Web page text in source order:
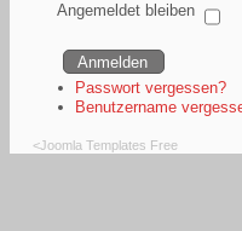
Angemeldet bleiben
Passwort vergessen?
Benutzername
<Joomla Templates Free